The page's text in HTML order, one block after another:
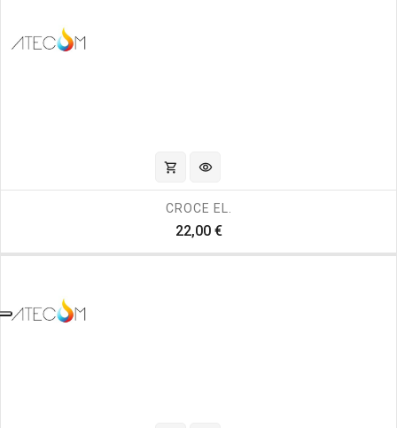
shopping_cart visibility
CROCE EL.
22,00 €Prezzo